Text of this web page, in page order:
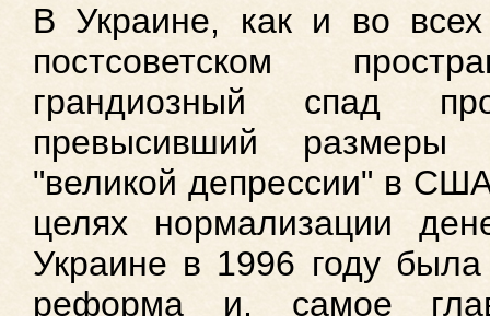
В Украине, как и во
постсоветском
грандиозный спад
превысивший
"великой депрессии" в
целях нормализации
Украине в 1996 году
реформа и, самое